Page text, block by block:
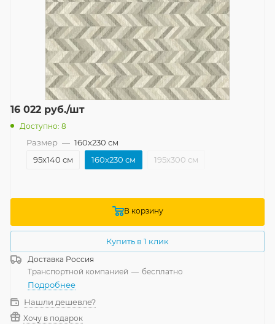
16 022 руб./шт
Доступно: 8
Размер — 160x230 см
95x140 см
160x230 см 195x300 см
В корзину
Купить в 1 клик
Доставка Россия
Транспортной компанией — бесплатно
Подробнее
Нашли дешевле?
Хочу в подарок